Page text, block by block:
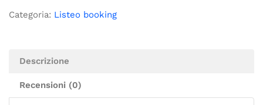
Categoria: Listeo booking
Descrizione
Recensioni (0)